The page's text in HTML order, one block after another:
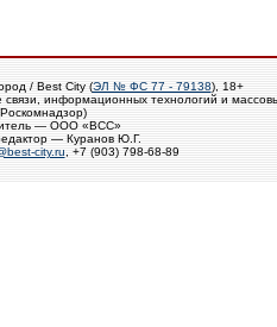
/ Best City (ЭЛ № ФС 77 - 79138), 18+
информационных технологий и
— ООО «ВСС»
— Куранов Ю.Г.
city.ru , +7 (903) 798-68-89